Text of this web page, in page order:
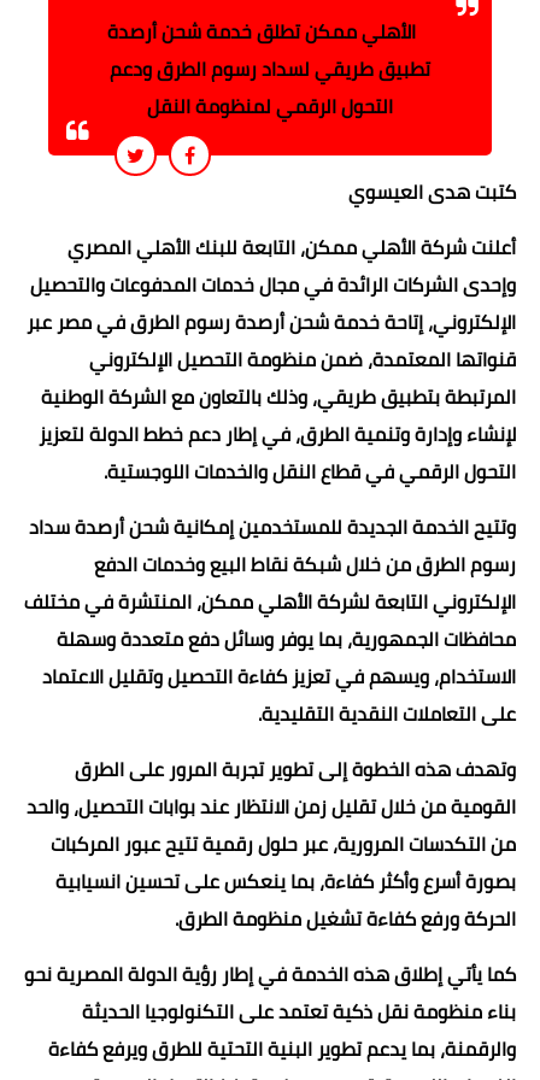
الأهلي ممكن تطلق خدمة شحن أرصدة
تطبيق طريقي لسداد رسوم الطرق ودعم
التحول الرقمي لمنظومة النقل
كتبت هدى العيسوي
أعلنت شركة الأهلي ممكن، التابعة للبنك الأهلي المصري
وإحدى الشركات الرائدة في مجال خدمات المدفوعات والتحصيل
الإلكتروني، إتاحة خدمة شحن أرصدة رسوم الطرق في مصر عبر
قنواتها المعتمدة، ضمن منظومة التحصيل الإلكتروني
المرتبطة بتطبيق طريقي، وذلك بالتعاون مع الشركة الوطنية
لإنشاء وإدارة وتنمية الطرق، في إطار دعم خطط الدولة لتعزيز
التحول الرقمي في قطاع النقل والخدمات اللوجستية.
وتتيح الخدمة الجديدة للمستخدمين إمكانية شحن أرصدة سداد
رسوم الطرق من خلال شبكة نقاط البيع وخدمات الدفع
الإلكتروني التابعة لشركة الأهلي ممكن، المنتشرة في مختلف
محافظات الجمهورية، بما يوفر وسائل دفع متعددة وسهلة
الاستخدام، ويسهم في تعزيز كفاءة التحصيل وتقليل الاعتماد
على التعاملات النقدية التقليدية.
وتهدف هذه الخطوة إلى تطوير تجربة المرور على الطرق
القومية من خلال تقليل زمن الانتظار عند بوابات التحصيل، والحد
من التكدسات المرورية، عبر حلول رقمية تتيح عبور المركبات
بصورة أسرع وأكثر كفاءة، بما ينعكس على تحسين انسيابية
الحركة ورفع كفاءة تشغيل منظومة الطرق.
كما يأتي إطلاق هذه الخدمة في إطار رؤية الدولة المصرية نحو
بناء منظومة نقل ذكية تعتمد على التكنولوجيا الحديثة
والرقمنة، بما يدعم تطوير البنية التحتية للطرق ويرفع كفاءة